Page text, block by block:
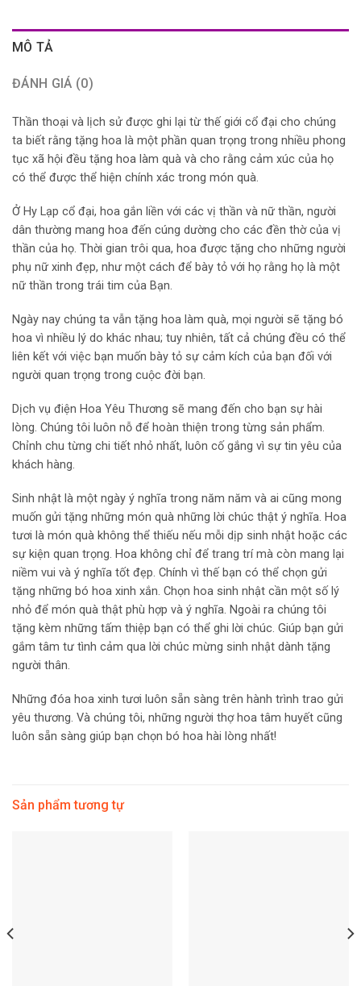
MÔ TẢ
ĐÁNH GIÁ (0)
Thần thoại và lịch sử được ghi lại từ thế giới cổ đại cho chúng
ta biết rằng tặng hoa là một phần quan trọng trong nhiều phong
tục xã hội đều tặng hoa làm quà và cho rằng cảm xúc của họ
có thể được thể hiện chính xác trong món quà.
Ở Hy Lạp cổ đại, hoa gắn liền với các vị thần và nữ thần, người
dân thường mang hoa đến cúng dường cho các đền thờ của vị
thần của họ. Thời gian trôi qua, hoa được tặng cho những người
phụ nữ xinh đẹp, như một cách để bày tỏ với họ rằng họ là một
nữ thần trong trái tim của Bạn.
Ngày nay chúng ta vẫn tặng hoa làm quà, mọi người sẽ tặng bó
hoa vì nhiều lý do khác nhau; tuy nhiên, tất cả chúng đều có thể
liên kết với việc bạn muốn bày tỏ sự cảm kích của bạn đối với
người quan trọng trong cuộc đời bạn.
Dịch vụ điện Hoa Yêu Thương sẽ mang đến cho bạn sự hài
lòng. Chúng tôi luôn nỗ để hoàn thiện trong từng sản phẩm.
Chỉnh chu từng chi tiết nhỏ nhất, luôn cố gắng vì sự tin yêu của
khách hàng.
Sinh nhật là một ngày ý nghĩa trong năm năm và ai cũng mong
muốn gửi tặng những món quà những lời chúc thật ý nghĩa. Hoa
tươi là món quà không thể thiếu nếu mỗi dịp sinh nhật hoặc các
sự kiện quan trọng. Hoa không chỉ để trang trí mà còn mang lại
niềm vui và ý nghĩa tốt đẹp. Chính vì thế bạn có thể chọn gửi
tặng những bó hoa xinh xắn. Chọn hoa sinh nhật cần một số lý
nhỏ để món quà thật phù hợp và ý nghĩa. Ngoài ra chúng tôi
tặng kèm những tấm thiệp bạn có thể ghi lời chúc. Giúp bạn gửi
gắm tâm tư tình cảm qua lời chúc mừng sinh nhật dành tặng
người thân.
Những đóa hoa xinh tươi luôn sẵn sàng trên hành trình trao gửi
yêu thương. Và chúng tôi, những người thợ hoa tâm huyết cũng
luôn sẵn sàng giúp bạn chọn bó hoa hài lòng nhất!
Sản phẩm tương tự